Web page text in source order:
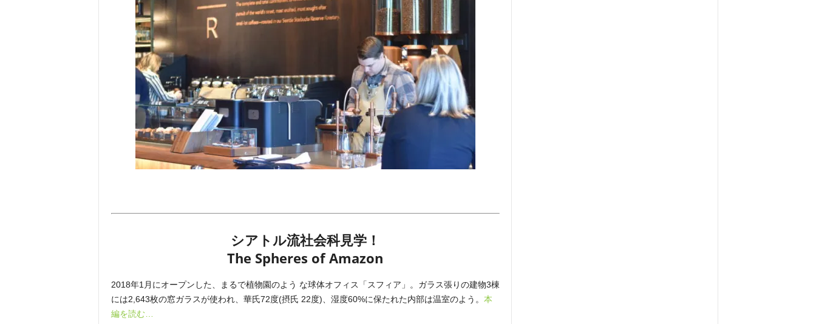
シアトル流社会科見学！
The Spheres of Amazon
2018年1月にオープンした、まるで植物園のよう な球体オフィス「スフィア」。ガラス張りの建物3棟
には2,643枚の窓ガラスが使われ、華氏72度(摂氏 22度)、湿度60%に保たれた内部は温室のよう。 本
編を読む…